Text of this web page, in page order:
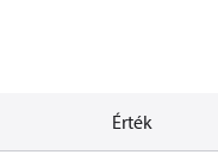
Érték